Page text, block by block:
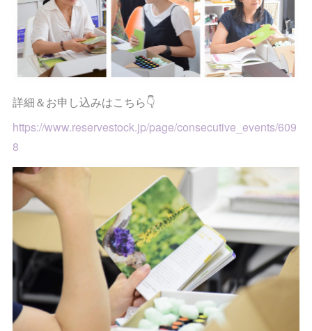
詳細＆お申し込みはこちら👇
https://www.reservestock.jp/page/consecutive_events/609
8